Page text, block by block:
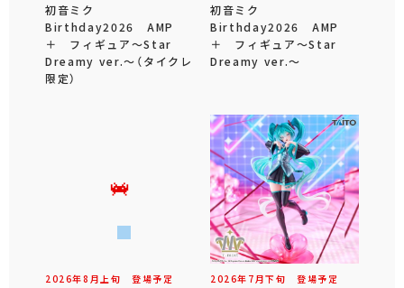
初音ミク
Birthday2026 AMP
＋ フィギュア～Star
Dreamy ver.～（タイクレ
限定）
初音ミク
Birthday2026 AMP
＋ フィギュア～Star
Dreamy ver.～
2026年8 月 上旬 登場予定 2026年 7 月下旬 登場予定